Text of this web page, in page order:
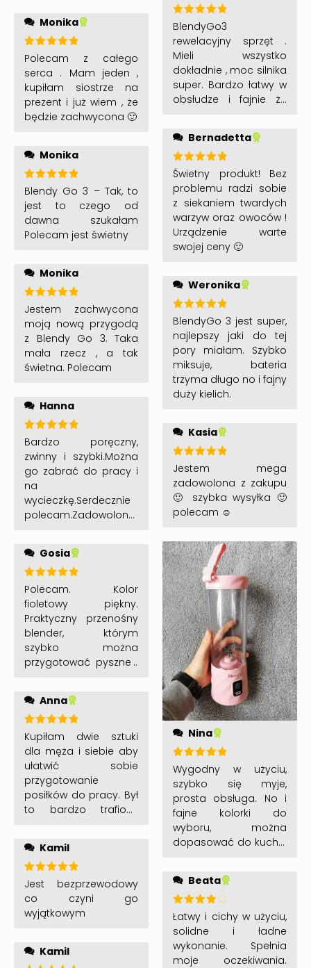
Monika
Oceniono
5 na 5
Polecam z całego
serca . Mam jeden ,
kupiłam siostrze na
prezent i już wiem , że
będzie zachwycona 🙂
Monika
Oceniono
5na 5
Blendy Go 3 – Tak, to
jest to czego od
dawna szukałam
Polecam jest świetny
Monika
Oceniono
5na 5
Jestem zachwycona
moją nową przygodą
z Blendy Go 3. Taka
mała rzecz , a tak
świetna. Polecam
Hanna
Oceniono
5na 5
Bardzo poręczny,
zwinny i szybki.Można
go zabrać do pracy i
na
wycieczkę.Serdecznie
polecam.Zadowolona
Gosia
Oceniono
5 na 5
Polecam. Kolor
fioletowy piękny.
Praktyczny przenośny
blender, którym
szybko można
przygotować pyszne i
Anna
Oceniono
5na 5
Kupiłam dwie sztuki
dla męża i siebie aby
ułatwić sobie
przygotowanie
posiłków do pracy. Był
to bardzo trafiony
szybkie , zdrowe posiłki
w pracy , ale i nie tylko.
Jesteśmy bardzo mile
zaskoczeni- duża
moc, piękny wygląd,
łatwy w obsłudze,
Każdemu bardzo
Kamil
Oceniono
5na 5
Jest bezprzewodowy
co czyni go
wyjątkowym
Kamil
Oceniono
5na 5
BlendyGo3
rewelacyjny sprzęt .
Mieli wszystko
dokładnie , moc silnika
super. Bardzo łatwy w
obsłudze i fajnie że
zabrać . Szybka
profesjonalna ,
obsługa . Na swój
wymarzony blender
czekałam tylko dwa
dni.
Bernadetta
Oceniono
5 na 5
Świetny produkt! Bez
problemu radzi sobie
z siekaniem twardych
warzyw oraz owoców !
Urządzenie warte
swojej ceny 🙂
Weronika
Oceniono
5na 5
BlendyGo 3 jest super,
najlepszy jaki do tej
pory miałam. Szybko
miksuje, bateria
trzyma długo no i fajny
duży kielich.
Kasia
Oceniono
5na 5
Jestem mega
zadowolona z zakupu
🙂 szybka wysyłka 🙂
polecam ☺️
Nina
Oceniono
5 na 5
Wygodny w użyciu,
szybko się myje,
prosta obsługa. No i
fajne kolorki do
wyboru, można
dopasować do kuchni
pasty, sosy – aż chce
się gotować 🙂
Beata
Oceniono
4na 5
Łatwy i cichy w użyciu,
solidne i ładne
wykonanie. Spełnia
moje oczekiwania.